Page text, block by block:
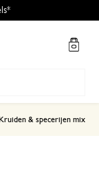
& specerijen mix